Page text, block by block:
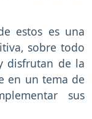
estos es una
sobre todo
disfrutan de la
en un tema de
sus